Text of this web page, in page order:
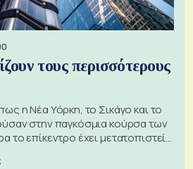
τους περισσότερους
η Νέα Υόρκη, το Σικάγο και το
στην παγκόσμια κούρσα των
το επίκεντρο έχει μετατοπιστεί